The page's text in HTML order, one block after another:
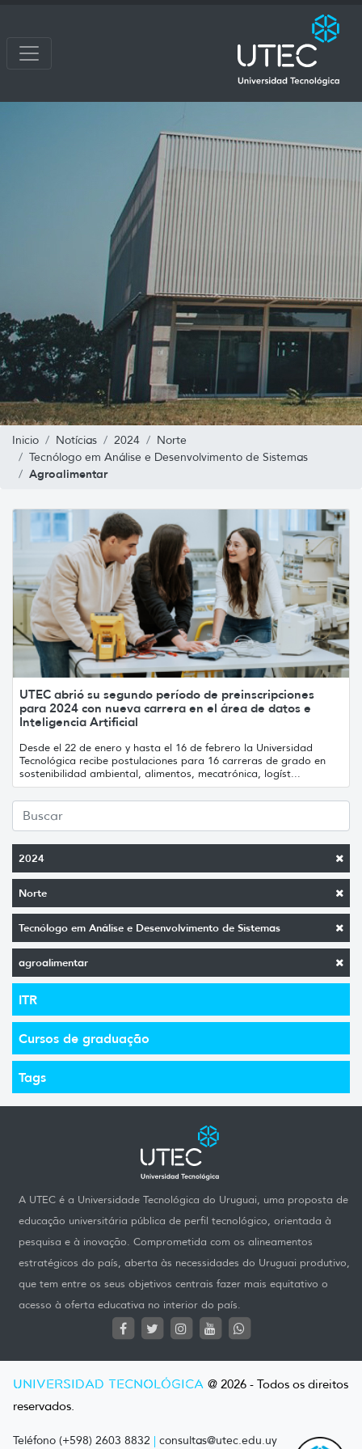
Inicio Notícias 2024
Norte
Tecnólogo em Análise e Desenvolvimento de Sistemas
Agroalimentar
2024
Norte
Tecnólogo em Análise e Desenvolvimento de Sistemas
agroalimentar
ITR
Cursos de graduação
Tags
UTEC abrió su segundo período de preinscripciones
para 2024 con nueva carrera en el área de datos e
Inteligencia Artificial
Desde el 22 de enero y hasta el 16 de febrero la Universidad
Tecnológica recibe postulaciones para 16 carreras de grado en
sostenibilidad ambiental, alimentos, mecatrónica, logíst...
A UTEC é a Universidade Tecnológica do Uruguai, uma proposta de
educação universitária pública de perfil tecnológico, orientada à
pesquisa e à inovação. Comprometida com os alineamentos
estratégicos do país, aberta às necessidades do Uruguai produtivo,
que tem entre os seus objetivos centrais fazer mais equitativo o
acesso à oferta educativa no interior do país.
UNIVERSIDAD TECNOLÓGICA @ 2026 - Todos os direitos
reservados.
Teléfono (+598) 2603 8832 | consultas@utec.edu.uy